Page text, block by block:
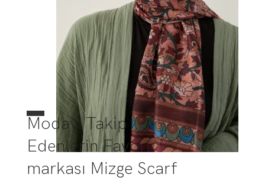
Modayı Takip
Edenlerin Favori
markası Mizge Scarf